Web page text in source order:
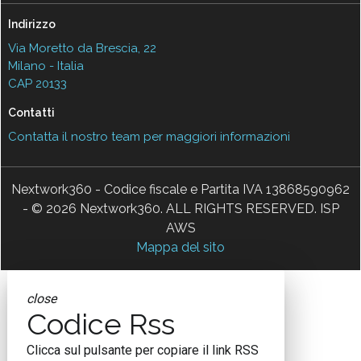
Indirizzo
Via Moretto da Brescia, 22
Milano - Italia
CAP 20133
Contatti
Contatta il nostro team per maggiori informazioni
Nextwork360 - Codice fiscale e Partita IVA 13868590962
- © 2026 Nextwork360. ALL RIGHTS RESERVED. ISP
AWS
Mappa del sito
close
Codice Rss
Clicca sul pulsante per copiare il link RSS